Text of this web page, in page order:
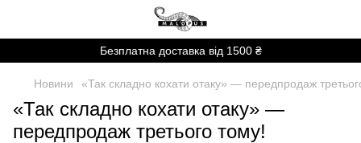
Безплатна доставка від 1500 ₴
Новини «Так складно кохати отаку» — передпродаж
«Так складно кохати отаку» —
передпродаж третього тому!